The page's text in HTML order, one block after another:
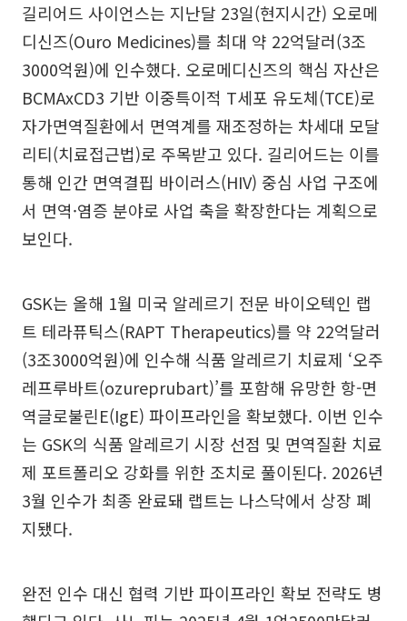
길리어드 사이언스는 지난달 23일(현지시간) 오로메
디신즈(Ouro Medicines)를 최대 약 22억달러(3조
3000억원)에 인수했다. 오로메디신즈의 핵심 자산은
BCMAxCD3 기반 이중특이적 T세포 유도체(TCE)로
자가면역질환에서 면역계를 재조정하는 차세대 모달
리티(치료접근법)로 주목받고 있다. 길리어드는 이를
통해 인간 면역결핍 바이러스(HIV) 중심 사업 구조에
서 면역·염증 분야로 사업 축을 확장한다는 계획으로
보인다.
GSK는 올해 1월 미국 알레르기 전문 바이오텍인 랩
트 테라퓨틱스(RAPT Therapeutics)를 약 22억달러
(3조3000억원)에 인수해 식품 알레르기 치료제 ‘오주
레프루바트(ozureprubart)’를 포함해 유망한 항-면
역글로불린E(IgE) 파이프라인을 확보했다. 이번 인수
는 GSK의 식품 알레르기 시장 선점 및 면역질환 치료
제 포트폴리오 강화를 위한 조치로 풀이된다. 2026년
3월 인수가 최종 완료돼 랩트는 나스닥에서 상장 폐
지됐다.
완전 인수 대신 협력 기반 파이프라인 확보 전략도 병